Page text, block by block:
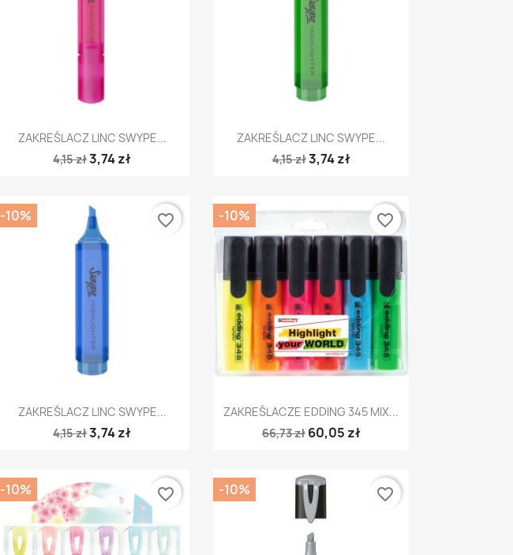
Szybki podgląd
ZAKREŚLACZ LINC SWYPE...
4,15 zł3,74 zł
Szybki podgląd
ZAKREŚLACZ LINC SWYPE...
4,15 zł3,74 zł
Szybki podgląd
ZAKREŚLACZ LINC SWYPE...
4,15 zł3,74 zł
-10% favorite_border
Szybki podgląd
ZAKREŚLACZE EDDING 345 MIX...
66,73 zł 60,05 zł
-10% favorite_border
-10% favorite_border -10% favorite_border